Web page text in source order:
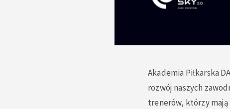
Akademia Piłkarska
rozwój naszych
trenerów, którzy mają